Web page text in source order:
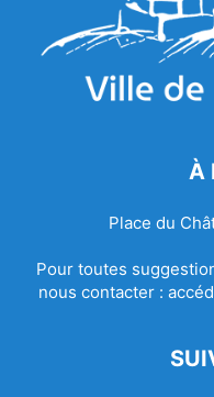
À
Place du
Pour toutes
nous contacter :